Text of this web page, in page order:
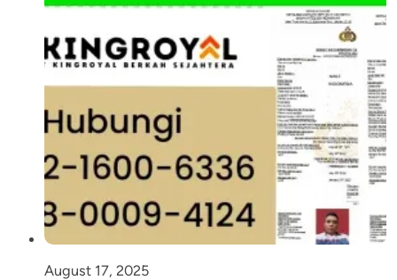
August 17, 2025